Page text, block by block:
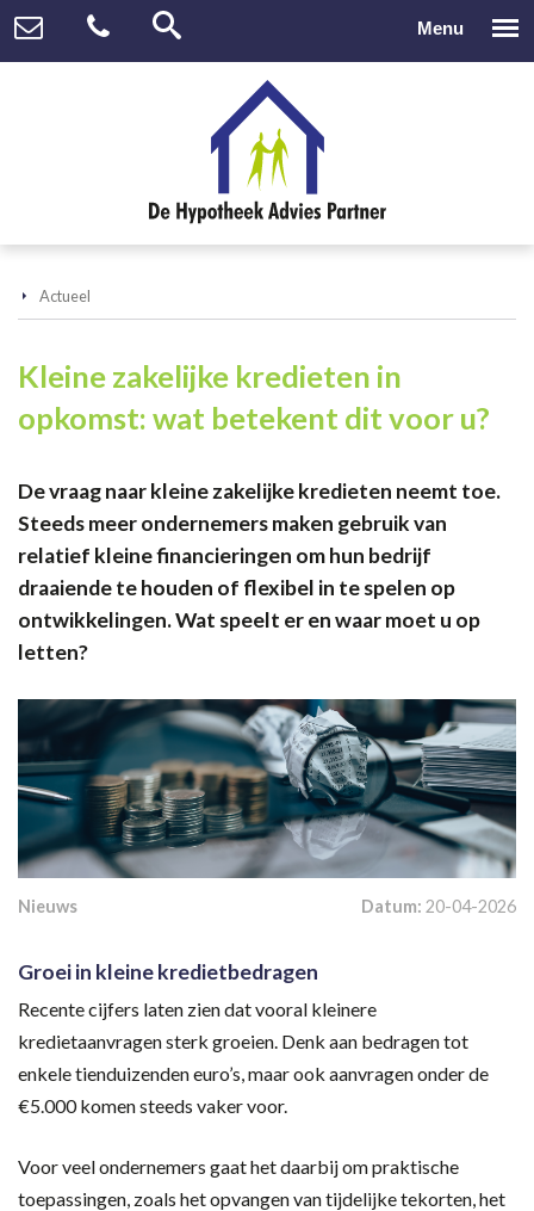
Actueel
Kleine zakelijke kredieten in
opkomst: wat betekent dit voor u?
De vraag naar kleine zakelijke kredieten neemt toe.
Steeds meer ondernemers maken gebruik van
relatief kleine financieringen om hun bedrijf
draaiende te houden of flexibel in te spelen op
ontwikkelingen. Wat speelt er en waar moet u op
letten?
Nieuws Datum: 20-04-2026
Groei in kleine kredietbedragen
Recente cijfers laten zien dat vooral kleinere
kredietaanvragen sterk groeien. Denk aan bedragen tot
enkele tienduizenden euro’s, maar ook aanvragen onder de
€5.000 komen steeds vaker voor.
Voor veel ondernemers gaat het daarbij om praktische
toepassingen, zoals het opvangen van tijdelijke tekorten, het